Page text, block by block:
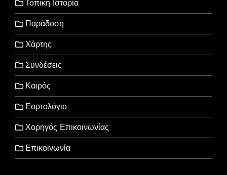
Τοπική Ιστορία
Παράδοση
Χάρτης
Συνδέσεις
Καιρός
Εορτολόγιο
Χορηγός Επικοινωνίας
Επικοινωνία